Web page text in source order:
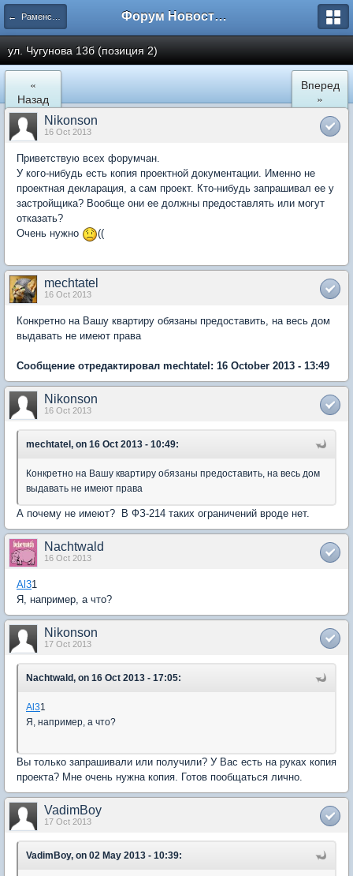
← Раменское Форум Новостройки
ул. Чугунова 13б (позиция 2)
«
Назад
Вперед
»
Nikonson
16 Oct 2013
Приветствую всех форумчан.
У кого-нибудь есть копия проектной документации. Именно не
проектная декларация, а сам проект. Кто-нибудь запрашивал ее у
застройщика? Вообще они ее должны предоставлять или могут
отказать?
Очень нужно
((
mechtatel
16 Oct 2013
Конкретно на Вашу квартиру обязаны предоставить, на весь дом
выдавать не имеют права
Сообщение отредактировал mechtatel: 16 October 2013 - 13:49
Nikonson
16 Oct 2013
mechtatel, on 16 Oct 2013 - 10:49:
Конкретно на Вашу квартиру обязаны предоставить, на весь дом
выдавать не имеют права
А почему не имеют? В ФЗ-214 таких ограничений вроде нет.
Nachtwald
16 Oct 2013
Al31
Я, например, а что?
Nikonson
17 Oct 2013
Nachtwald, on 16 Oct 2013 - 17:05:
Al31
Я, например, а что?
Вы только запрашивали или получили? У Вас есть на руках копия
проекта? Мне очень нужна копия. Готов пообщаться лично.
VadimBoy
17 Oct 2013
VadimBoy, on 02 May 2013 - 10:39: